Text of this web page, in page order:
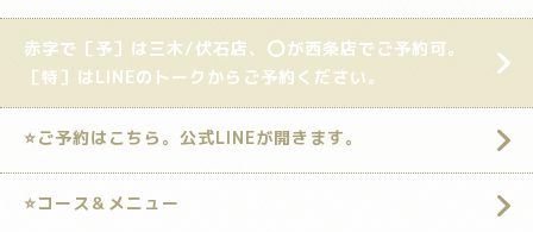
赤字で［予］は三木/伏石店、⭕️が西条店でご予約可。
［特］はLINEのトークからご予約ください。
⭐️ご予約はこちら。公式LINEが開きます。
⭐️コース＆メニュー